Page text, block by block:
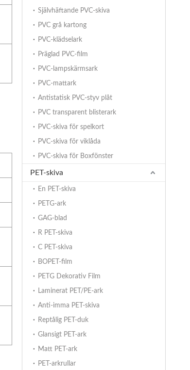
Självhäftande PVC-skiva
PVC grå kartong
PVC-klädselark
Präglad PVC-film
PVC-lampskärmsark
PVC-mattark
Antistatisk PVC-styv plåt
PVC transparent blisterark
PVC-skiva för spelkort
PVC-skiva för viklåda
PVC-skiva för Boxfönster
PET-skiva
En PET-skiva
PETG-ark
GAG-blad
R PET-skiva
C PET-skiva
BOPET-film
PETG Dekorativ Film
Laminerat PET/PE-ark
Anti-imma PET-skiva
Reptålig PET-duk
Glansigt PET-ark
Matt PET-ark
PET-arkrullar